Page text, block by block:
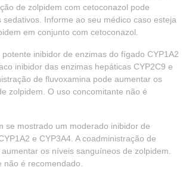
de zolpidem com cetoconazol pode
Informe ao seu médico caso esteja
em conjunto com cetoconazol.
inibidor de enzimas do fígado CYP1A2
inibidor das enzimas hepáticas CYP2C9 e
de fluvoxamina pode aumentar os
zolpidem. O uso concomitante não é
se mostrado um moderado inibidor de
e CYP3A4. A coadministração de
os níveis sanguíneos de zolpidem.
é recomendado.